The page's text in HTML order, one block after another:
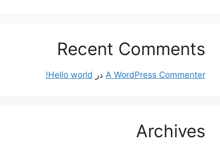
Recent Comments
A WordPress Commenter در Hello world!
Archives